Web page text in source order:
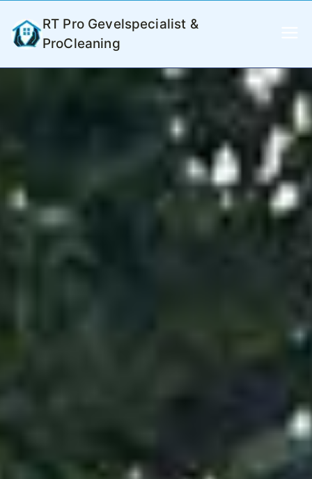
RT Pro Gevelspecialist &
ProCleaning